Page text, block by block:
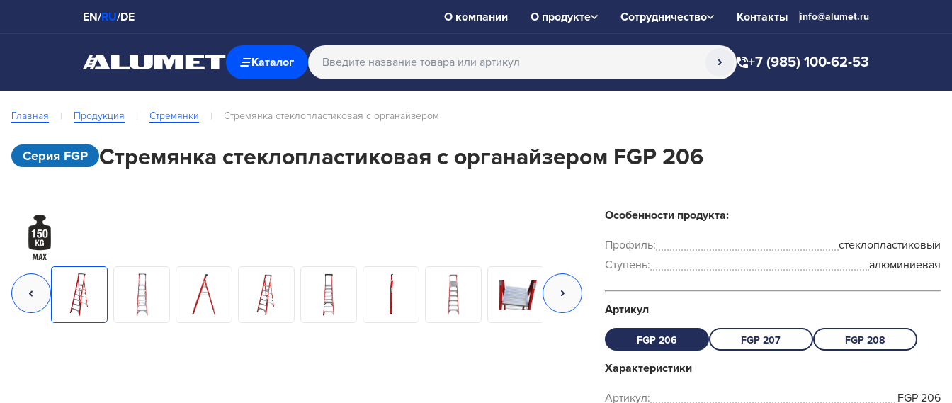
EN/RU/DE О компании О продукте Сотрудничество Контакты info@alumet.ru
Каталог +7 (985) 100-62-53
Главная Продукция Стремянки Стремянка стеклопластиковая с органайзером
Серия FGP Стремянка стеклопластиковая с органайзером FGP 206
Особенности продукта:
Профиль:
стеклопластиковый
Ступень:
алюминиевая
Артикул
FGP 206 FGP 207 FGP 208
Характеристики
Артикул:
FGP 206